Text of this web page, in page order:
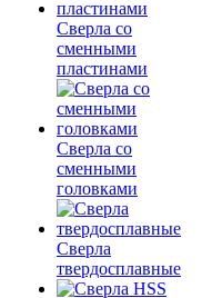
Сверла со
сменными
пластинами
Сверла со
сменными
головками
Сверла
твердосплавные